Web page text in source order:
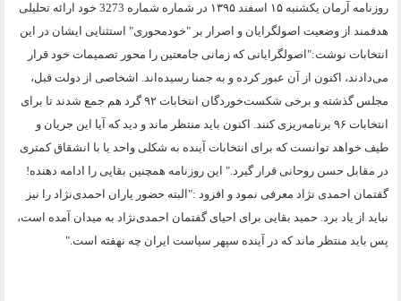
روزنامه آرمان يکشنبه ۱۵ اسفند ۱۳۹۵ در شماره شماره 3273 خود ارائه تحلیلی
هدفمند از وضعیت اصولگرایان و اصرار بر "خودمحوری" استثنایی ایشان در این
انتخابات نوشت:"اصولگرایانی که زمانی جامعتین را محور تصمیمات خود قرار
می‌دادند، اکنون از آن عبور کرده و به جمنا رسیده‌اند. اشخاصی از دولت قبل،
مجلس گذشته و برخی شکست‌خوردگان انتخابات ۹۲ گرد هم جمع شدند تا برای
انتخابات ۹۶ برنامه‌ریزی کنند. اکنون باید منتظر ماند و دید که آیا این جریان و
طیف خواهد توانست که برای انتخابات آینده به شکلی واحد یا با انشقاق کمتری
در مقابل حسن روحانی قرار گیرد." این روزنامه همچنین بقایی را ادامه دهنده!
گفتمان احمدی نژاد معرفی نمود و افزود :"البته حضور یاران احمدی‌نژاد را نیز
نباید از یاد برد. حمید بقایی برای احیای گفتمان احمدی‌نژاد به میدان آمده است،
پس باید منتظر ماند که در آینده سپهر سیاست ایران چه نهفته است."